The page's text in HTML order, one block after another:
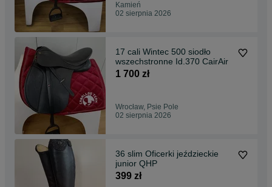
Kamień
02 sierpnia 2026
17 cali Wintec 500 siodło
wszechstronne Id.370 CairAir
1 700 zł
Wrocław, Psie Pole
02 sierpnia 2026
36 slim Oficerki jeździeckie
junior QHP
399 zł